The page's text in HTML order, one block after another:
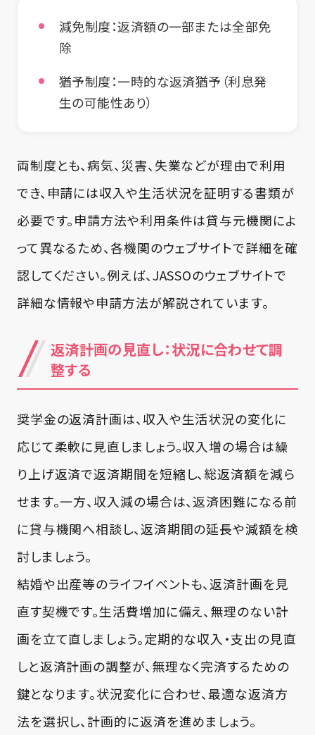
減免制度：返済額の一部または全部免
除
猶予制度：一時的な返済猶予（利息発
生の可能性あり）
両制度とも、病気、災害、失業などが理由で利用
でき、申請には収入や生活状況を証明する書類が
必要です。申請方法や利用条件は貸与元機関によ
って異なるため、各機関のウェブサイトで詳細を確
認してください。例えば、JASSOのウェブサイトで
詳細な情報や申請方法が解説されています。
返済計画の見直し：状況に合わせて調
整する
奨学金の返済計画は、収入や生活状況の変化に
応じて柔軟に見直しましょう。収入増の場合は繰
り上げ返済で返済期間を短縮し、総返済額を減ら
せます。一方、収入減の場合は、返済困難になる前
に貸与機関へ相談し、返済期間の延長や減額を検
討しましょう。
結婚や出産等のライフイベントも、返済計画を見
直す契機です。生活費増加に備え、無理のない計
画を立て直しましょう。定期的な収入・支出の見直
しと返済計画の調整が、無理なく完済するための
鍵となります。状況変化に合わせ、最適な返済方
法を選択し、計画的に返済を進めましょう。